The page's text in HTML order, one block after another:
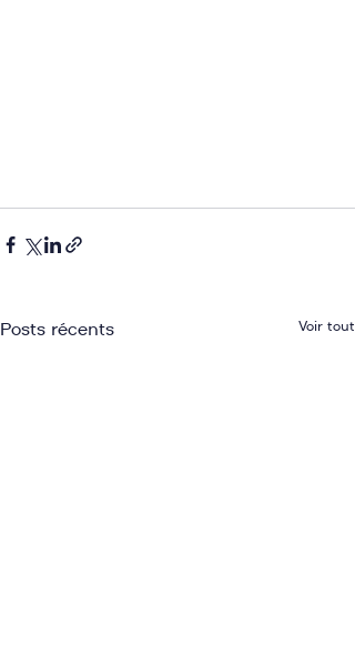
Posts récents Voir tout